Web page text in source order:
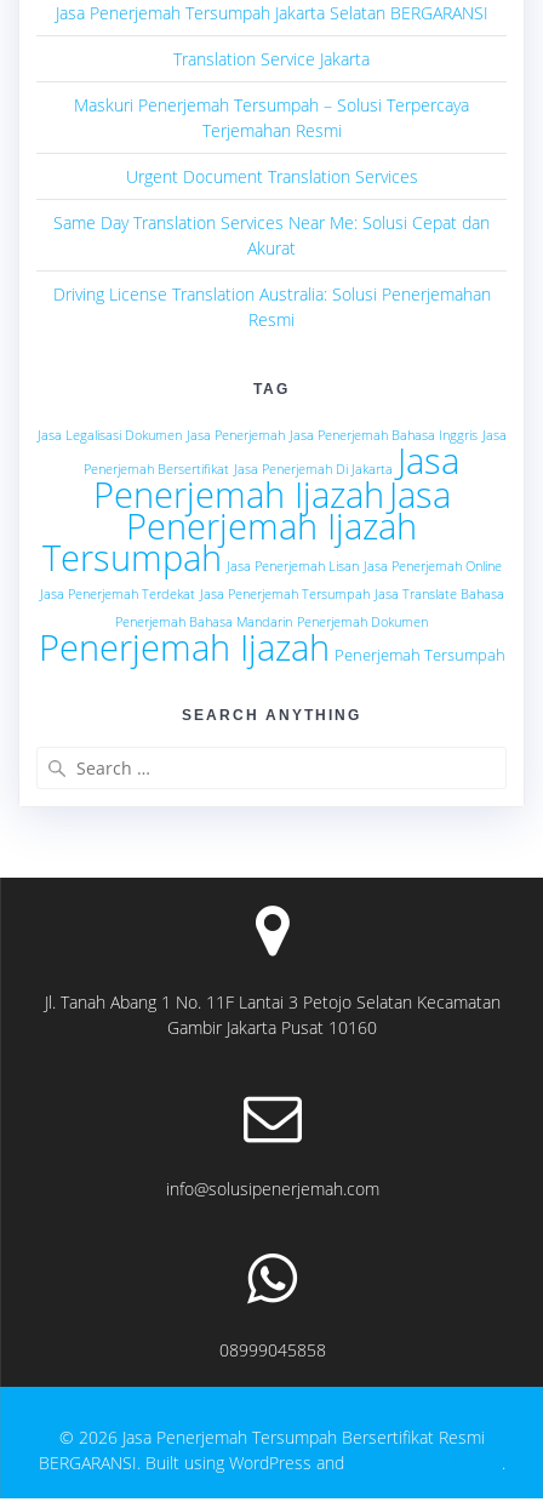
Jasa Penerjemah Tersumpah Jakarta Selatan BERGARANSI
Translation Service Jakarta
Maskuri Penerjemah Tersumpah – Solusi Terpercaya
Terjemahan Resmi
Urgent Document Translation Services
Same Day Translation Services Near Me: Solusi Cepat dan
Akurat
Driving License Translation Australia: Solusi Penerjemahan
Resmi
TAG
Jasa Legalisasi Dokumen Jasa Penerjemah Jasa Penerjemah Bahasa Inggris Jasa
Penerjemah Bersertifikat Jasa Penerjemah Di Jakarta Jasa
Penerjemah Ijazah Jasa
Penerjemah Ijazah
Tersumpah Jasa Penerjemah Lisan Jasa Penerjemah Online
Jasa Penerjemah Terdekat Jasa Penerjemah Tersumpah Jasa Translate Bahasa
Penerjemah Bahasa Mandarin Penerjemah Dokumen
Penerjemah Ijazah Penerjemah Tersumpah
SEARCH ANYTHING
Jl. Tanah Abang 1 No. 11F Lantai 3 Petojo Selatan Kecamatan
Gambir Jakarta Pusat 10160
info@solusipenerjemah.com
08999045858
© 2026 Jasa Penerjemah Tersumpah Bersertifikat Resmi
BERGARANSI. Built using WordPress and
.